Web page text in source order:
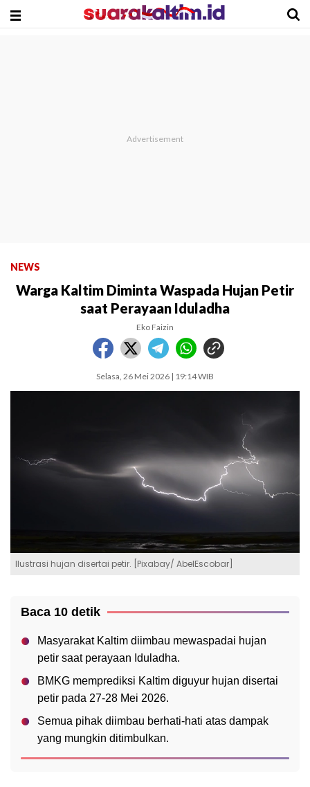
NEWS
Warga Kaltim Diminta Waspada Hujan Petir
saat Perayaan Iduladha
Eko Faizin
Selasa, 26 Mei 2026 | 19:14 WIB
Ilustrasi hujan disertai petir. [Pixabay/ AbelEscobar]
Baca 10 detik
Masyarakat Kaltim diimbau mewaspadai hujan
petir saat perayaan Iduladha.
BMKG memprediksi Kaltim diguyur hujan disertai
petir pada 27-28 Mei 2026.
Semua pihak diimbau berhati-hati atas dampak
yang mungkin ditimbulkan.